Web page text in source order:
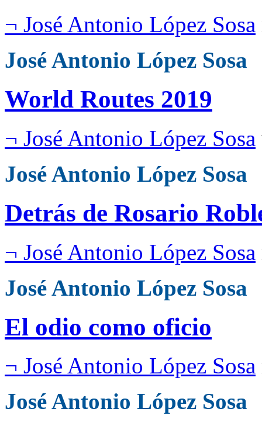
¬ José Antonio López Sosa
José Antonio López Sosa
World Routes 2019
¬ José Antonio López Sosa
José Antonio López Sosa
Detrás de Rosario
¬ José Antonio López Sosa
José Antonio López Sosa
El odio como oficio
¬ José Antonio López Sosa
José Antonio López Sosa